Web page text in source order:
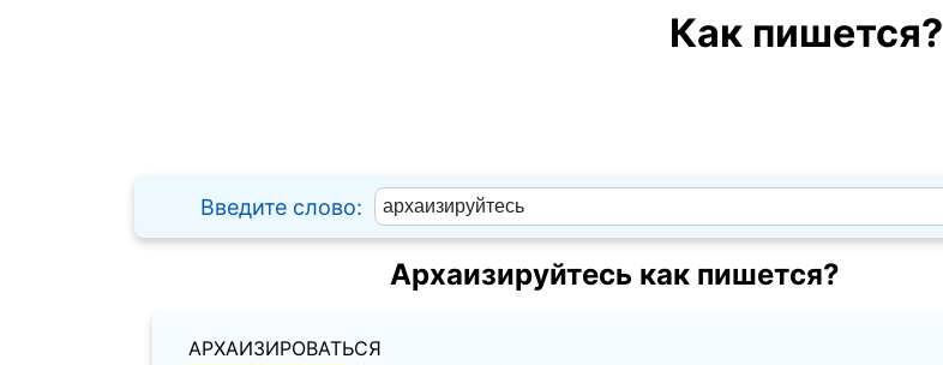
Как пишется?
Введите слово:
Архаизируйтесь как пишется?
АРХАИЗИРОВАТЬСЯ